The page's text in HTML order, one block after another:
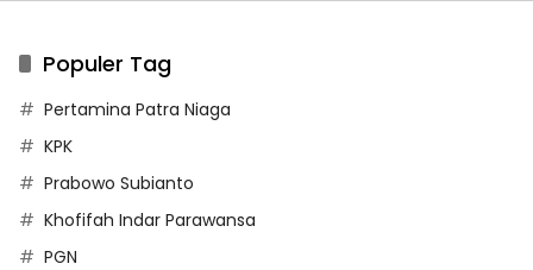
Populer Tag
Pertamina Patra Niaga
KPK
Prabowo Subianto
Khofifah Indar Parawansa
PGN